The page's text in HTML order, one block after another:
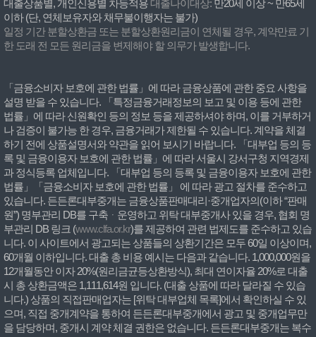
대출상품별, 개인신용별 차등적용 대출나이대상: 만20세 이상 ~ 만65세
이하 (단, 연체보유자와 채무불이행자는 불가)
일정 기간 분할상환금 또는 분할상환원리금이 연체될 경우, 계약만료 기
한 도래 전 모든 원리금을 변제해야 할 의무가 발생합니다.
「금융소비자 보호에 관한 법률」에 따라 금융상품에 관한 중요 사항을
설명 받을 수 있습니다. 「특정금융거래정보의 보고 및 이용 등에 관한
법률」에 따라 신원확인 등의 정보 등을 제공하셔야 하며, 이를 거부하거
나 검증이 불가능 한 경우, 금융거래가 제한될 수 있습니다. 계약을 체결
하기 전에 상품설명서와 약관을 읽어 보시기 바랍니다. 「대부업 등의 등
록 및 금융이용자 보호에 관한 법률」에 따라 서울시 강서구청 지역경제
과 정식등록 업체입니다. 「대부업 등의 등록 및 금융이용자 보호에 관한
법률」「금융소비자 보호에 관한 법률」 에 따라 광고 절차를 준수하고
있습니다. 든든론대부중개는 금융상품판매대리·중개업자의(이하 “판매
원”) 명부관리 DB를 구축ᆞ운영하고 위탁 대부중개사 있을 경우, 협회 명
부관리 DB 링크 (www.clfa.or.kr)를 제공하여 관련 법제도를 준수하고 있습
니다. 이 사이트에서 광고되는 상품들의 상환기간은 모두 60일 이상이며,
60개월 이하입니다. 대출 총 비용 예시는 다음과 같습니다. 1,000,000원을
12개월동안 이자 20%(원리금균등상환방식), 최대 연이자율 20%로 대출
시 총 상환금액은 1,111,614원 입니다. (대출 상품에 따라 달라질 수 있습
니다.) 상품의 직접판매업자는 [위탁 대부업체 목록]에서 확인하실 수 있
으며, 직접 중개계약을 통하여 든든론대부중개에서 광고 및 중개업무만
을 담당하며, 중개시 계약 체결 권한은 없습니다. 든든론대부중개는 복수